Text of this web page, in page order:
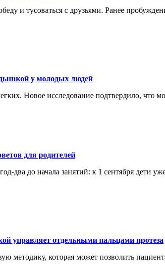
и тусоваться с друзьями. Ранее
у молодых людей
Новое исследование подтвердило,
для родителей
до начала занятий: к 1 сентября дети
управляет отдельными пальцами протеза
методику, которая может позволить